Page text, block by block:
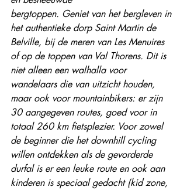
bergtoppen. Geniet van het bergleven in
het authentieke dorp Saint Martin de
Belville, bij de meren van Les Menuires
of op de toppen van Val Thorens. Dit is
niet alleen een walhalla voor
wandelaars die van uitzicht houden,
maar ook voor mountainbikers: er zijn
30 aangegeven routes, goed voor in
totaal 260 km fietsplezier. Voor zowel
de beginner die het downhill cycling
willen ontdekken als de gevorderde
durfal is er een leuke route en ook aan
kinderen is speciaal gedacht (kid zone,